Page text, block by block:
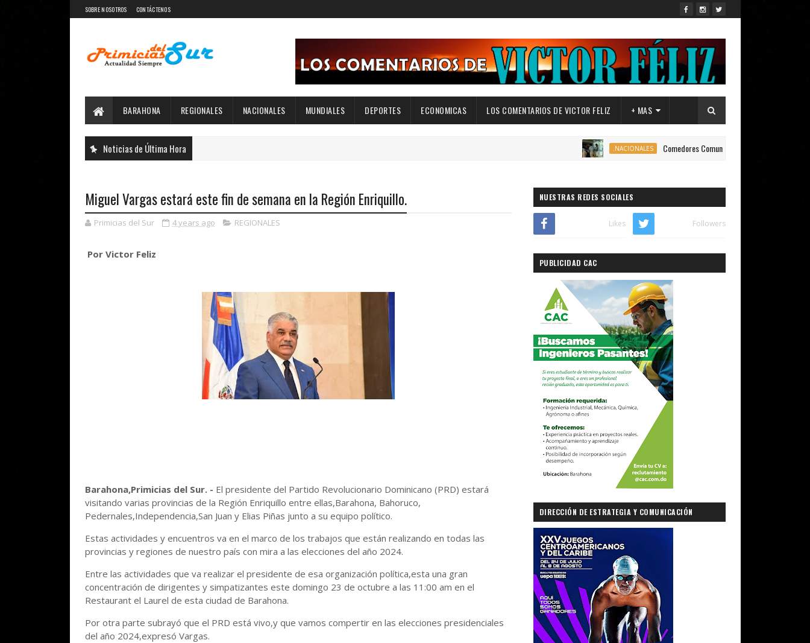
SOBRE NOSOTROS CONTÁCTENOS
BARAHONA REGIONALES NACIONALES MUNDIALES DEPORTES ECONOMICAS LOS COMENTARIOS DE VICTOR FELIZ + MAS
Noticias de Última Hora .NACIONALES Comedores Comunitarios de DASAC garantizan
Miguel Vargas estará este fin de semana en la Región Enriquillo.
Primicias del Sur 4 years ago REGIONALES
Por Victor Feliz
Barahona,Primicias del Sur. - El presidente del Partido Revolucionario Dominicano (PRD) estará
visitando varias provincias de la Región Enriquillo entre ellas,Barahona, Bahoruco,
Pedernales,Independencia,San Juan y Elias Piñas junto a su equipo político.
Estas actividades y encuentros va en el marco de los trabajos que están realizando en todas las
provincias y regiones de nuestro país con mira a las elecciones del año 2024.
Entre las actividades que va realizar el presidente de esa organización política,esta una gran
concentración de dirigentes y simpatizantes este domingo 23 de octubre a las 11:00 am en el
Restaurant el Laurel de esta ciudad de Barahona.
Por otra parte subrayó que el PRD está vivo,y que vamos compertir en las elecciones presidenciales
del año 2024,expresó Vargas.
NUESTRAS REDES SOCIALES
Likes Followers
PUBLICIDAD CAC
DIRECCIÓN DE ESTRATEGIA Y COMUNICACIÓN
GUBERNAMENTAL